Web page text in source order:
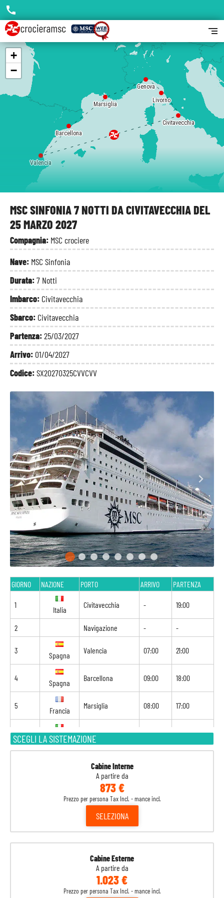
MSC SINFONIA 7 NOTTI DA CIVITAVECCHIA DEL
25 MARZO 2027
Compagnia: MSC crociere
Nave: MSC Sinfonia
Durata:7 Notti
Imbarco: Civitavecchia
Sbarco: Civitavecchia
Partenza:25/03/2027
Arrivo: 01/04/2027
Codice:SX20270325CVVCVV
SCEGLI LA SISTEMAZIONE
Cabine Interne
A partire da
873 €
Prezzo per persona Tax Incl. - mance incl.
SELEZIONA
Cabine Esterne
A partire da
1.023 €
Prezzo per persona Tax Incl. - mance incl.
GIORNO NAZIONE PORTO ARRIVO PARTENZA
1
Italia
Civitavecchia - 19:00
2 Navigazione - -
3
Spagna
Valencia 07:00 21:00
4
Spagna
Barcellona 09:00 18:00
5
Francia
Marsiglia 08:00 17:00
6
Italia
Genova 08:00 19:00
Livorno
Civitavecchia
Civitavecchia
Valencia
Barcellona
Marsiglia
Genova
Livorno
+
−
call
segment